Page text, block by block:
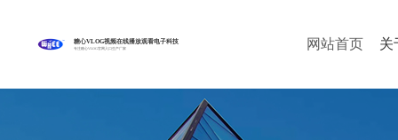
糖心VLOG视频在线播放观看电子科技
专注糖心VLOG官网入口生产厂家 网站首页 关